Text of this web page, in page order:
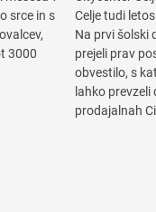
srce in s
3000
Celje tudi
Na prvi šolski
prejeli prav
obvestilo, s
lahko
prodajalnah